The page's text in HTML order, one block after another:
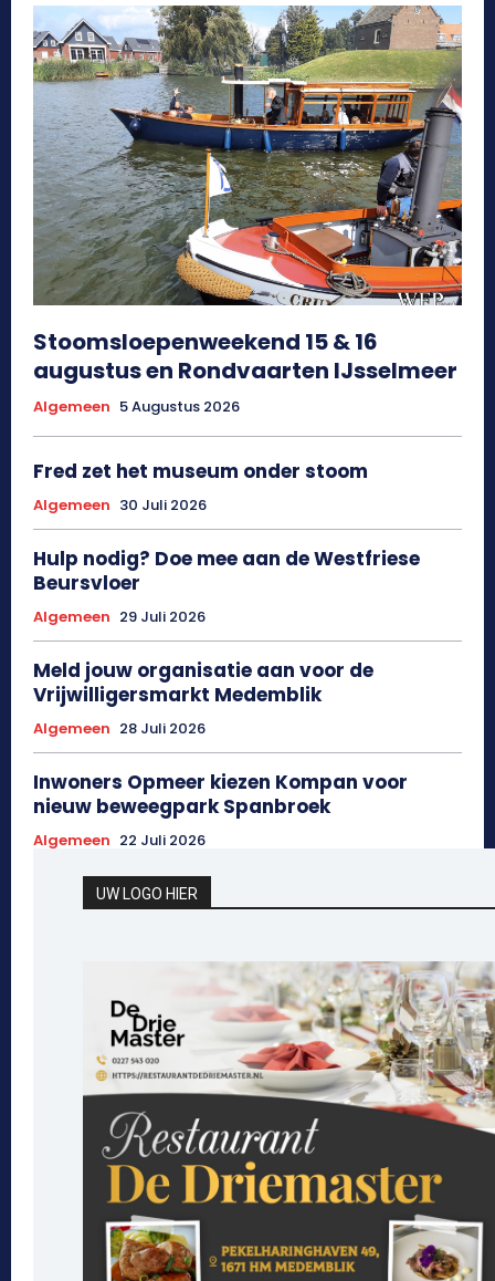
Stoomsloepenweekend 15 & 16
augustus en Rondvaarten IJsselmeer
Algemeen 5 Augustus 2026
Fred zet het museum onder stoom
Algemeen 30 Juli 2026
Hulp nodig? Doe mee aan de Westfriese
Beursvloer
Algemeen 29 Juli 2026
Meld jouw organisatie aan voor de
Vrijwilligersmarkt Medemblik
Algemeen 28 Juli 2026
Inwoners Opmeer kiezen Kompan voor
nieuw beweegpark Spanbroek
Algemeen 22 Juli 2026
UW LOGO HIER